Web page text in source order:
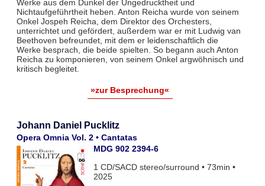
Werke aus dem Dunkel der Ungedrucktheit und
Nichtaufgeführtheit heben. Anton Reicha wurde von seinem
Onkel Jospeh Reicha, dem Direktor des Orchesters,
unterrichtet und gefördert, außerdem war er mit Ludwig van
Beethoven befreundet, mit dem er leidenschaftlich die
Werke besprach, die beide spielten. So begann auch Anton
Reicha zu komponieren, von seinem Onkel argwöhnisch und
kritisch begleitet.
»zur Besprechung«
Johann Daniel Pucklitz
Opera Omnia Vol. 2 • Cantatas
MDG 902 2394-6
1 CD/SACD stereo/surround • 73min •
2025